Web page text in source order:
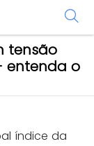
tensão
entenda o
índice da